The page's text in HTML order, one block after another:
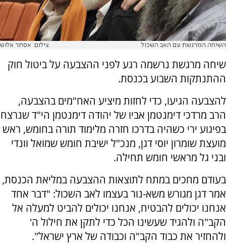
השיחה המרגשת עם האב השכול צילום: אסתר אלוש
שיחה מרגשת נרשמה רגע לפני ההצבעה על ביטול חוק
ההתנתקות השבוע בכנסת.
להצבעה הגיעו, כדי לחזות מיציע האח"מים בהצבעה,
הרב מרדכי דימנטמן אביו של יהודה דימנטמן הי"ד שנרצח
בפיגוע ירי כשהיה בדרכו חזרה מלימוד תורה בחומש, ראש
מועצת שומרון יוסי דגן, מנכ"ל ישיבת חומש שמואל וונדי
ובני גל מראשי חומש תחילה.
בעודם מחכים במתח לתוצאות ההצבעה במליאת הכנסת,
אמר דגן מגורש משא-נור בעצמו לאב השכול: "דבר אחד
אנחנו יכולים להבטיח, אנחנו יכולים להביט למעלה אל
הקב"ה ולהגיד שעשינו הכל כדי לתקן את חילול ה'
ולהחזיר את כבוד הקב"ה וכבודה של ארץ ישראל".